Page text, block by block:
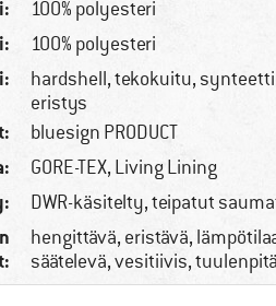
100% polyesteri
100% polyesteri
hardshell, tekokuitu,
eristys
bluesign PRODUCT
GORE-TEX, Living Lining
DWR-käsitelty, teipatut
hengittävä, eristävä,
säätelevä, vesitiivis,